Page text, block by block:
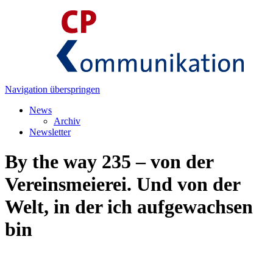
Navigation überspringen
News
Archiv
Newsletter
By the way 235 – von der
Vereinsmeierei. Und von der
Welt, in der ich aufgewachsen
bin